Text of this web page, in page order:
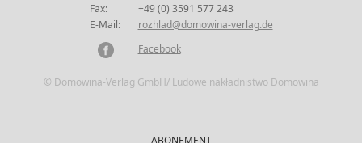
Fax:
+49 (0) 3591 577 243
E-Mail:
rozhlad@domowina-verlag.de
Facebook
© Domowina-Verlag GmbH/ Ludowe nakładnistwo Domowina
ABONEMENT